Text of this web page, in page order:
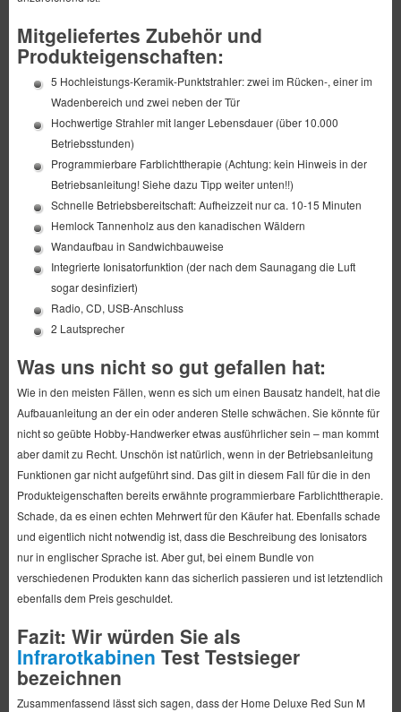
Mitgeliefertes Zubehör und
Produkteigenschaften:
5 Hochleistungs-Keramik-Punktstrahler: zwei im Rücken-, einer im
Wadenbereich und zwei neben der Tür
Hochwertige Strahler mit langer Lebensdauer (über 10.000
Betriebsstunden)
Programmierbare Farblichttherapie (Achtung: kein Hinweis in der
Betriebsanleitung! Siehe dazu Tipp weiter unten!!)
Schnelle Betriebsbereitschaft: Aufheizzeit nur ca. 10-15 Minuten
Hemlock Tannenholz aus den kanadischen Wäldern
Wandaufbau in Sandwichbauweise
Integrierte Ionisatorfunktion (der nach dem Saunagang die Luft
sogar desinfiziert)
Radio, CD, USB-Anschluss
2 Lautsprecher
Was uns nicht so gut gefallen hat:
Wie in den meisten Fällen, wenn es sich um einen Bausatz handelt, hat die
Aufbauanleitung an der ein oder anderen Stelle schwächen. Sie könnte für
nicht so geübte Hobby-Handwerker etwas ausführlicher sein – man kommt
aber damit zu Recht. Unschön ist natürlich, wenn in der Betriebsanleitung
Funktionen gar nicht aufgeführt sind. Das gilt in diesem Fall für die in den
Produkteigenschaften bereits erwähnte programmierbare Farblichttherapie.
Schade, da es einen echten Mehrwert für den Käufer hat. Ebenfalls schade
und eigentlich nicht notwendig ist, dass die Beschreibung des Ionisators
nur in englischer Sprache ist. Aber gut, bei einem Bundle von
verschiedenen Produkten kann das sicherlich passieren und ist letztendlich
ebenfalls dem Preis geschuldet.
Fazit: Wir würden Sie als
Infrarotkabinen Test Testsieger
bezeichnen
Zusammenfassend lässt sich sagen, dass der Home Deluxe Red Sun M